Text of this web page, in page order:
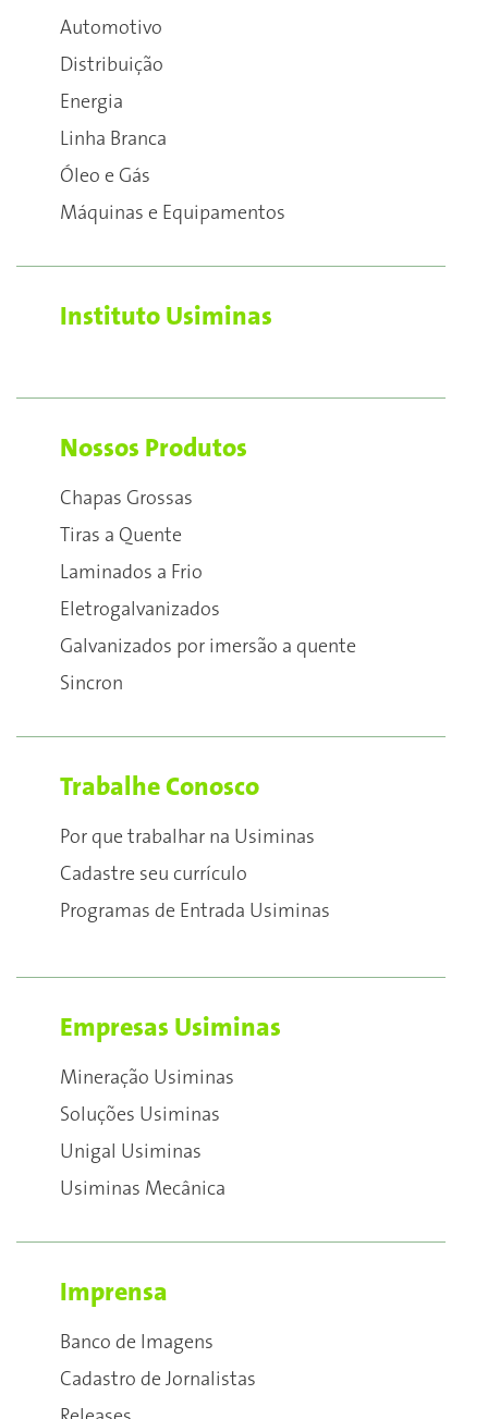
Automotivo
Distribuição
Energia
Linha Branca
Óleo e Gás
Máquinas e Equipamentos
Instituto Usiminas
Nossos Produtos
Chapas Grossas
Tiras a Quente
Laminados a Frio
Eletrogalvanizados
Galvanizados por imersão a quente
Sincron
Trabalhe Conosco
Por que trabalhar na Usiminas
Cadastre seu currículo
Programas de Entrada Usiminas
Empresas Usiminas
Mineração Usiminas
Soluções Usiminas
Unigal Usiminas
Usiminas Mecânica
Imprensa
Banco de Imagens
Cadastro de Jornalistas